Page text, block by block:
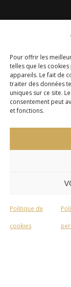
Pour offrir les
telles que les
appareils. Le fait de
traiter des données
uniques sur ce site.
consentement peut
et fonctions.
Politique de
cookies